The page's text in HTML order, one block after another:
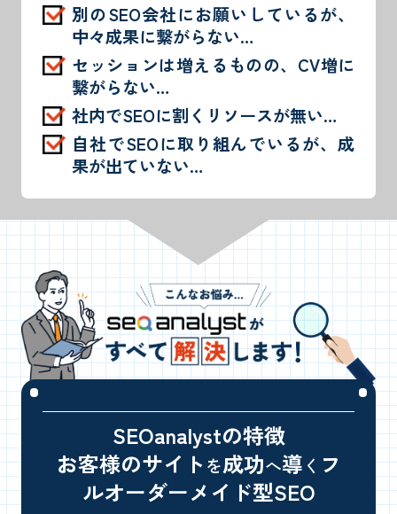
別のSEO会社にお願いしているが、
中々成果に繋がらない…
セッションは増えるものの、CV増に
繋がらない…
社内でSEOに割くリソースが無い…
自社でSEOに取り組んでいるが、成
果が出ていない…
SEOanalystの特徴
お客様のサイトを成功へ導 く フ
ルオーダーメイド型SEO